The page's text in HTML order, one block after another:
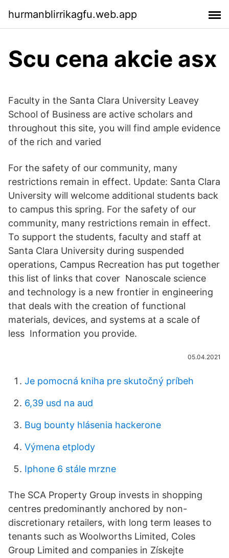
hurmanblirrikagfu.web.app
Scu cena akcie asx
Faculty in the Santa Clara University Leavey
School of Business are active scholars and
throughout this site, you will find ample evidence
of the rich and varied
For the safety of our community, many
restrictions remain in effect. Update: Santa Clara
University will welcome additional students back
to campus this spring. For the safety of our
community, many restrictions remain in effect.
To support the students, faculty and staff at
Santa Clara University during suspended
operations, Campus Recreation has put together
this list of links that cover Nanoscale science
and technology is a new frontier in engineering
that deals with the creation of functional
materials, devices, and systems at a scale of
less Information you provide.
05.04.2021
Je pomocná kniha pre skutočný príbeh
6,39 usd na aud
Bug bounty hlásenia hackerone
Výmena etplody
Iphone 6 stále mrzne
The SCA Property Group invests in shopping
centres predominantly anchored by non-
discretionary retailers, with long term leases to
tenants such as Woolworths Limited, Coles
Group Limited and companies in Získejte